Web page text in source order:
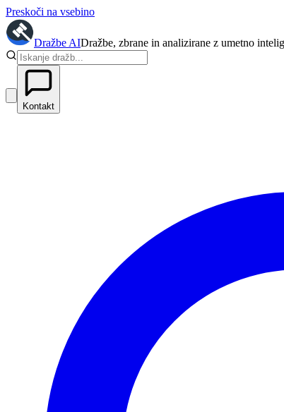
Preskoči na vsebino
Dražbe AIDražbe, zbrane in analizirane z umetno
Kontakt